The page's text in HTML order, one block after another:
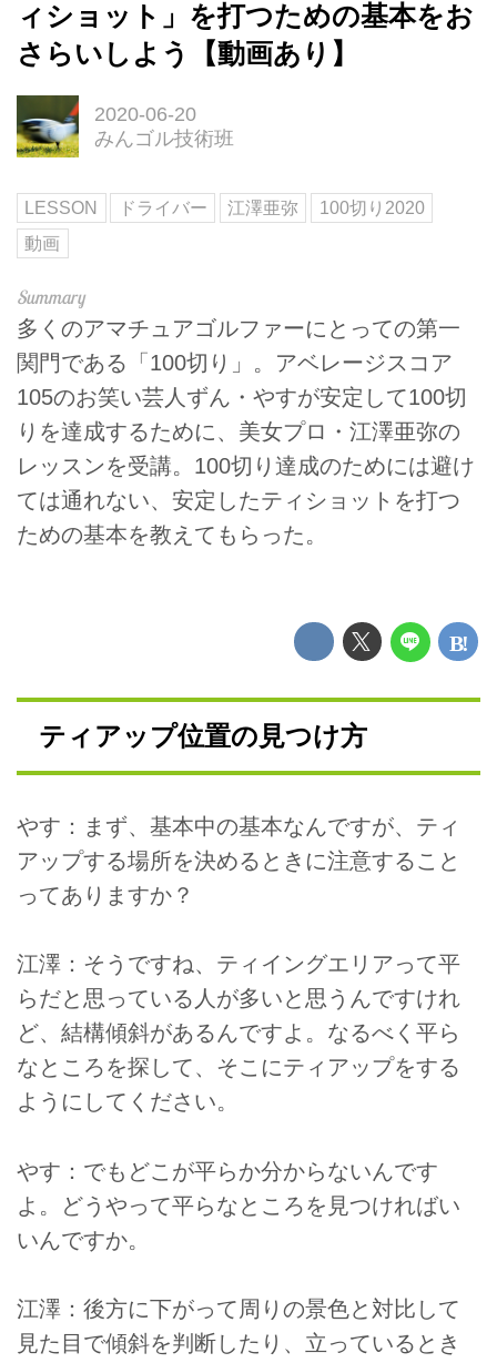
ィショット」を打つための基本をお
さらいしよう【動画あり】
2020-06-20
みんゴル技術班
LESSON ドライバー 江澤亜弥
100切り2020
動画
多くのアマチュアゴルファーにとっての第一
関門である「100切り」。アベレージスコア
105のお笑い芸人ずん・やすが安定して100切
りを達成するために、美女プロ・江澤亜弥の
レッスンを受講。100切り達成のためには避け
ては通れない、安定したティショットを打つ
ための基本を教えてもらった。
ティアップ位置の見つけ方
やす：まず、基本中の基本なんですが、ティ
アップする場所を決めるときに注意すること
ってありますか？
江澤：そうですね、ティイングエリアって平
らだと思っている人が多いと思うんですけれ
ど、結構傾斜があるんですよ。なるべく平ら
なところを探して、そこにティアップをする
ようにしてください。
やす：でもどこが平らか分からないんです
よ。どうやって平らなところを見つければい
いんですか。
江澤：後方に下がって周りの景色と対比して
見た目で傾斜を判断したり、立っているとき